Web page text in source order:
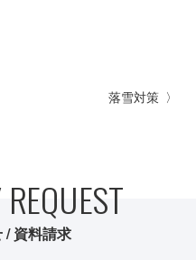
落雪対策
/ 資料請求